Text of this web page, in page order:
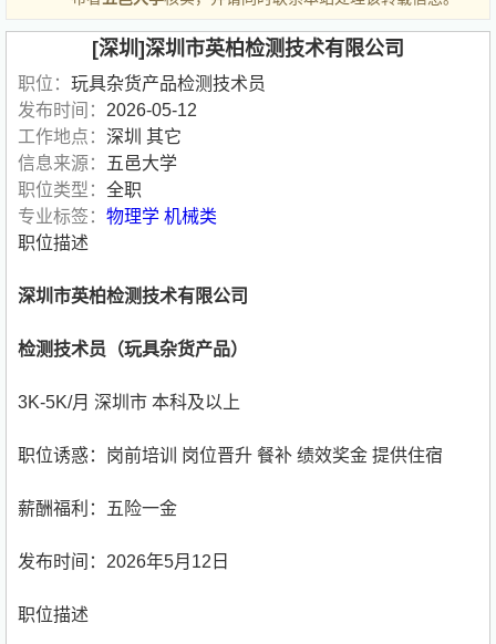
[深圳]深圳市英柏检测技术有限公司
职位： 玩具杂货产品检测技术员
发布时间： 2026-05-12
工作地点： 深圳 其它
信息来源：
五邑大学
职位类型： 全职
专业标签： 物理学 机械类
职位描述
深圳市英柏检测技术有限公司
检测技术员（玩具杂货产品）
3K-5K/月 深圳市 本科及以上
职位诱惑：岗前培训 岗位晋升 餐补 绩效奖金 提供住宿
薪酬福利：五险一金
发布时间：2026年5月12日
职位描述